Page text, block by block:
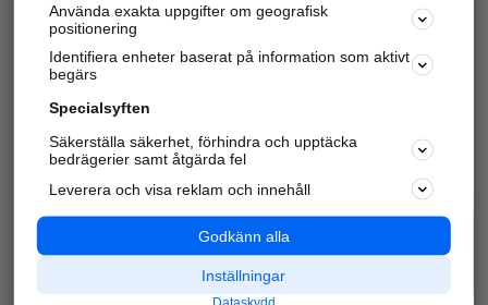
Kom igång och annonsera mot
samarbetspartners nära dig.
Alla kategorier
Populära sökningar
API & Kartor
Annonsera
Integritet
Nödnummer
Använda exakta uppgifter om geografisk
positionering
Identifiera enheter baserat på information som aktivt
begärs
Specialsyften
Säkerställa säkerhet, förhindra och upptäcka
bedrägerier samt åtgärda fel
Leverera och visa reklam och innehåll
Godkänn alla
Inställningar
Dataskydd